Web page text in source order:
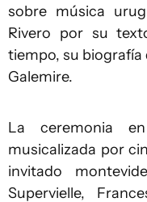
sobre música
Rivero por su
tiempo, su
Galemire.
La ceremonia
musicalizada por
invitado
Supervielle,